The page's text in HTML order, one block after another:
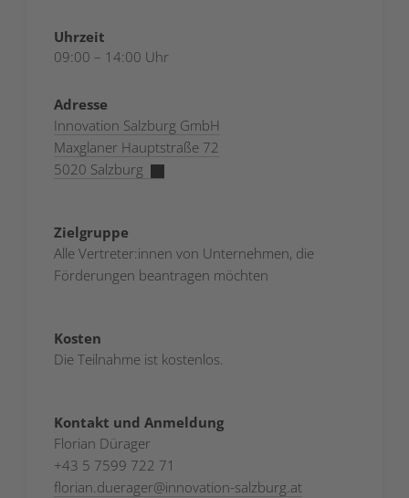
Uhrzeit
09:00 – 14:00 Uhr
Adresse
Innovation Salzburg GmbH
Maxglaner Hauptstraße 72
5020 Salzburg
Zielgruppe
Alle Vertreter:innen von Unternehmen, die
Förderungen beantragen möchten
Kosten
Die Teilnahme ist kostenlos.
Kontakt und Anmeldung
Florian Dürager
+43 5 7599 722 71
florian.duerager@innovation-salzburg.at